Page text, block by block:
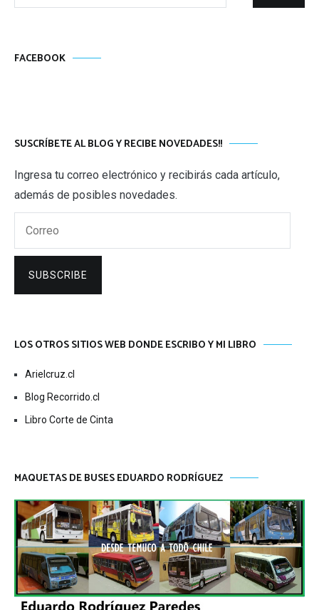
FACEBOOK
SUSCRÍBETE AL BLOG Y RECIBE NOVEDADES!!
Ingresa tu correo electrónico y recibirás cada artículo,
además de posibles novedades.
SUBSCRIBE
LOS OTROS SITIOS WEB DONDE ESCRIBO Y MI LIBRO
Arielcruz.cl
Blog Recorrido.cl
Libro Corte de Cinta
MAQUETAS DE BUSES EDUARDO RODRÍGUEZ